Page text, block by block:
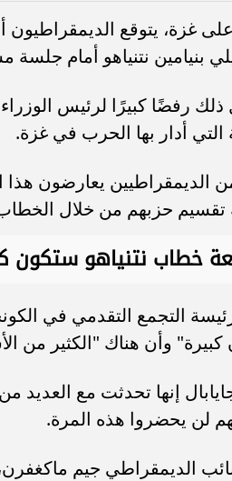
غزة، يتوقع
بنيامين نتنياهو أمام
رفضًا كبيرًا لرئيس
التي أدار بها الحرب في غزة.
الديمقراطيين يعارضون هذا
تقسيم حزبهم من خلال
خطاب نتنياهو ستكون
التجمع التقدمي في
وأن هناك "الكثير من
لن يحضروا هذه المرة.
الديمقراطي جيم